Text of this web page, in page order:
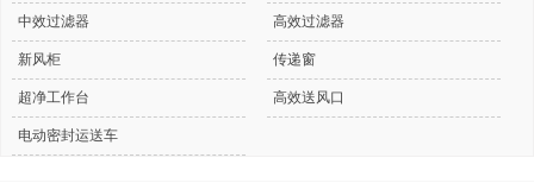
中效过滤器 高效过滤器
新风柜 传递窗
超净工作台 高效送风口
电动密封运送车